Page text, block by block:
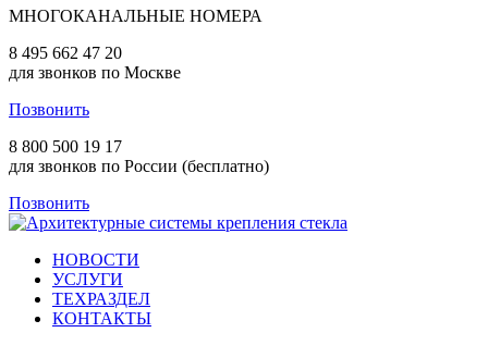
МНОГОКАНАЛЬНЫЕ НОМЕРА
8 495 662 47 20
для звонков по Москве
Позвонить
8 800 500 19 17
для звонков по России (бесплатно)
Позвонить
НОВОСТИ
УСЛУГИ
ТЕХРАЗДЕЛ
КОНТАКТЫ